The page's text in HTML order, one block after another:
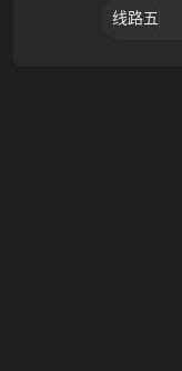
线路五